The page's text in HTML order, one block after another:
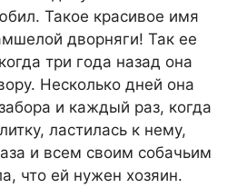
Такое красивое имя
дворняги! Так ее
три года назад она
Несколько дней она
и каждый раз, когда
ластилась к нему,
и всем своим собачьим
что ей нужен хозяин.